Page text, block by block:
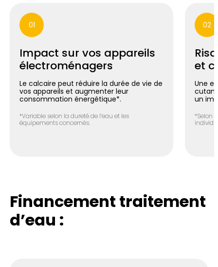
01
Impact sur vos appareils
électroménagers
Le calcaire peut réduire la durée de vie de
vos appareils et augmenter leur
consommation énergétique*.
*Variable selon la dureté de l’eau et les
équipements concernés.
02
et
Une
un
*Selon
Financement traitement
d’eau :